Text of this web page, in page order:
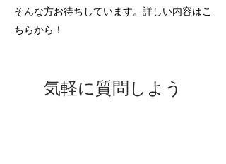
そんな方お待ちしています。詳しい内容はこ
ちらから！
気軽に質問しよう